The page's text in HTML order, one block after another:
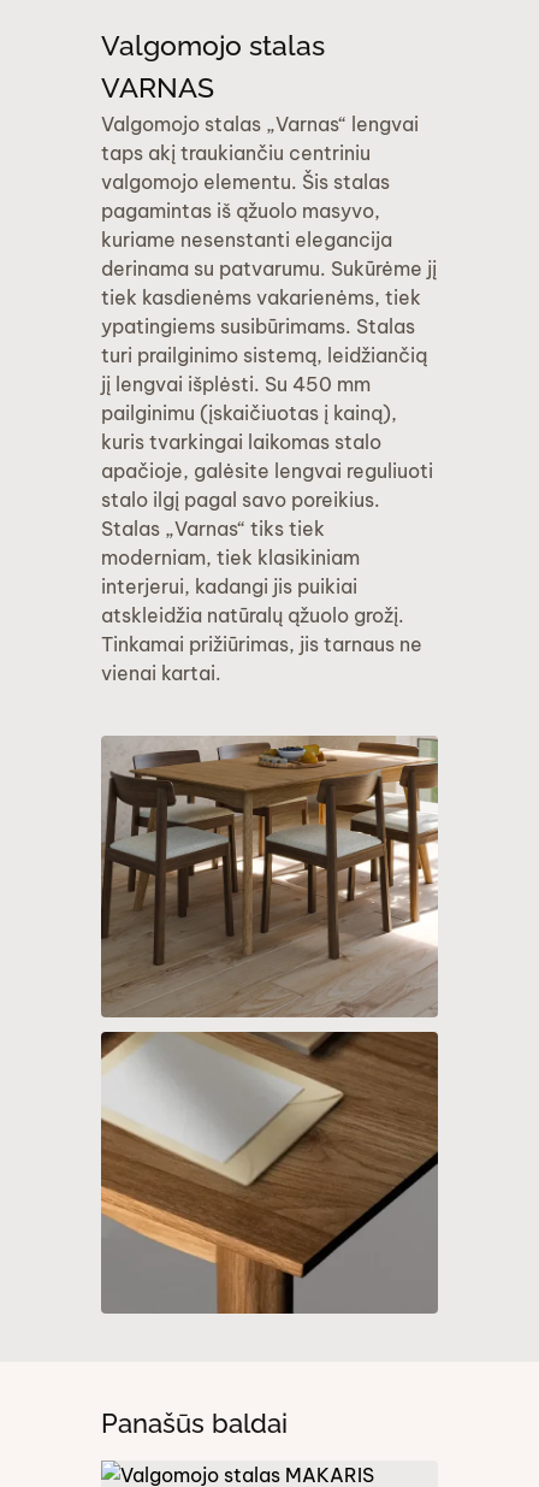
Valgomojo stalas
VARNAS
Valgomojo stalas „Varnas“ lengvai
taps akį traukiančiu centriniu
valgomojo elementu. Šis stalas
pagamintas iš ąžuolo masyvo,
kuriame nesenstanti elegancija
derinama su patvarumu. Sukūrėme jį
tiek kasdienėms vakarienėms, tiek
ypatingiems susibūrimams. Stalas
turi prailginimo sistemą, leidžiančią
jį lengvai išplėsti. Su 450 mm
pailginimu (įskaičiuotas į kainą),
kuris tvarkingai laikomas stalo
apačioje, galėsite lengvai reguliuoti
stalo ilgį pagal savo poreikius.
Stalas „Varnas“ tiks tiek
moderniam, tiek klasikiniam
interjerui, kadangi jis puikiai
atskleidžia natūralų ąžuolo grožį.
Tinkamai prižiūrimas, jis tarnaus ne
vienai kartai.
Panašūs baldai